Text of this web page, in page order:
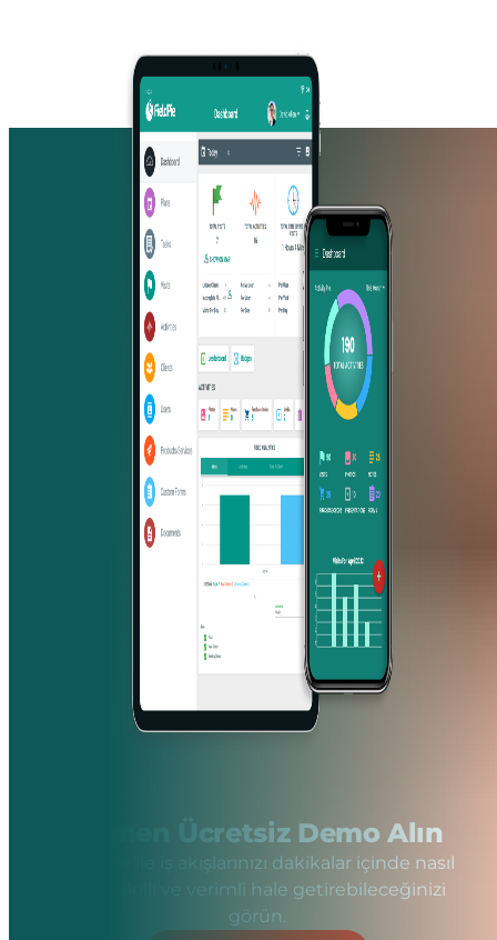
Hemen Ücretsiz Demo Alın
FieldPie ile iş akışlarınızı dakikalar içinde nasıl
daha akıllı ve verimli hale getirebileceğinizi
görün.